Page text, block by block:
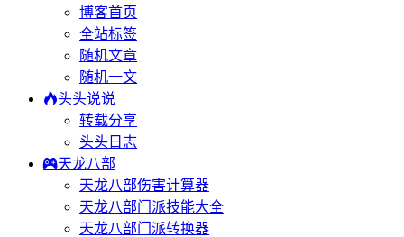
博客首页
全站标签
随机文章
随机一文
头头说说
转载分享
头头日志
天龙八部
天龙八部伤害计算器
天龙八部门派技能大全
天龙八部门派转换器